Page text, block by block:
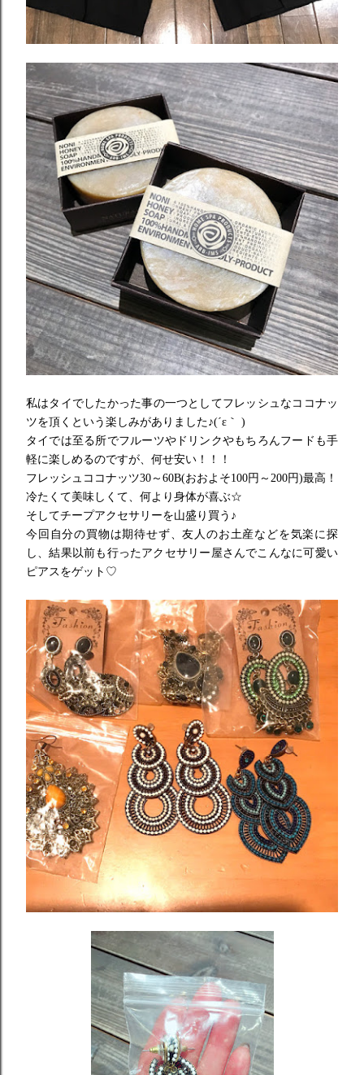
私はタイでしたかった事の一つとしてフレッシュなココナッ
ツを頂 くという楽しみがありました♪(´ε｀ )
タイでは至る所でフルーツやドリンクやもちろんフードも手
軽に楽 しめるのですが、何せ安い！！！
フレッシュココナッツ30～60B(おおよそ100円～ 200円)最高！
冷たくて美味しくて、何より身体が喜ぶ☆
そしてチープアクセサリーを山盛り買う♪
今回自分の買物は期待せず、友人のお土産などを気楽に探
し、結果以前も行ったアクセサリー屋さんでこんなに可愛い
ピアスをゲット♡